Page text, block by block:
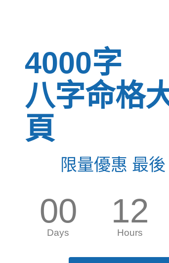
4000字
八字命格
頁
限量優惠 最後
00
Days
12
Hours